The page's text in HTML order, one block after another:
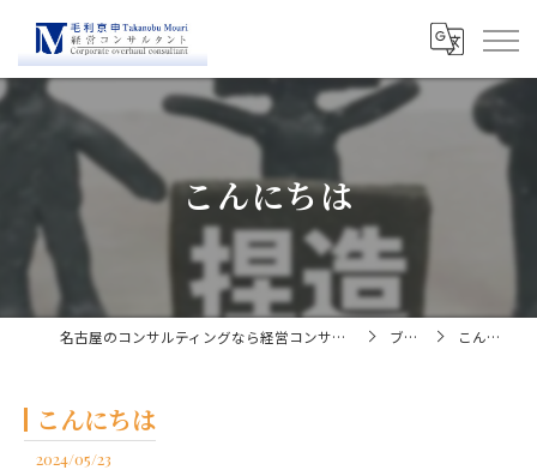
こんにちは
名古屋のコンサルティングなら経営コンサルタント毛利京申 ブログ こんにちは
こんにちは
2024/05/23